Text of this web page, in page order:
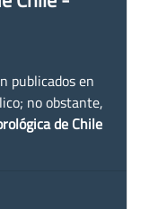
publicados en
no obstante,
de Chile